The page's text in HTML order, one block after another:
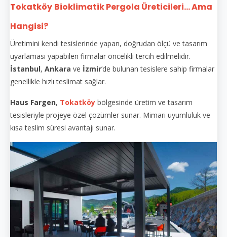
Tokatköy Bioklimatik Pergola Üreticileri... Ama
Hangisi?
Üretimini kendi tesislerinde yapan, doğrudan ölçü ve tasarım
uyarlaması yapabilen firmalar öncelikli tercih edilmelidir.
İstanbul, Ankara ve İzmir’de bulunan tesislere sahip firmalar
genellikle hızlı teslimat sağlar.
Haus Fargen, Tokatköy bölgesinde üretim ve tasarım
tesisleriyle projeye özel çözümler sunar. Mimari uyumluluk ve
kısa teslim süresi avantajı sunar.